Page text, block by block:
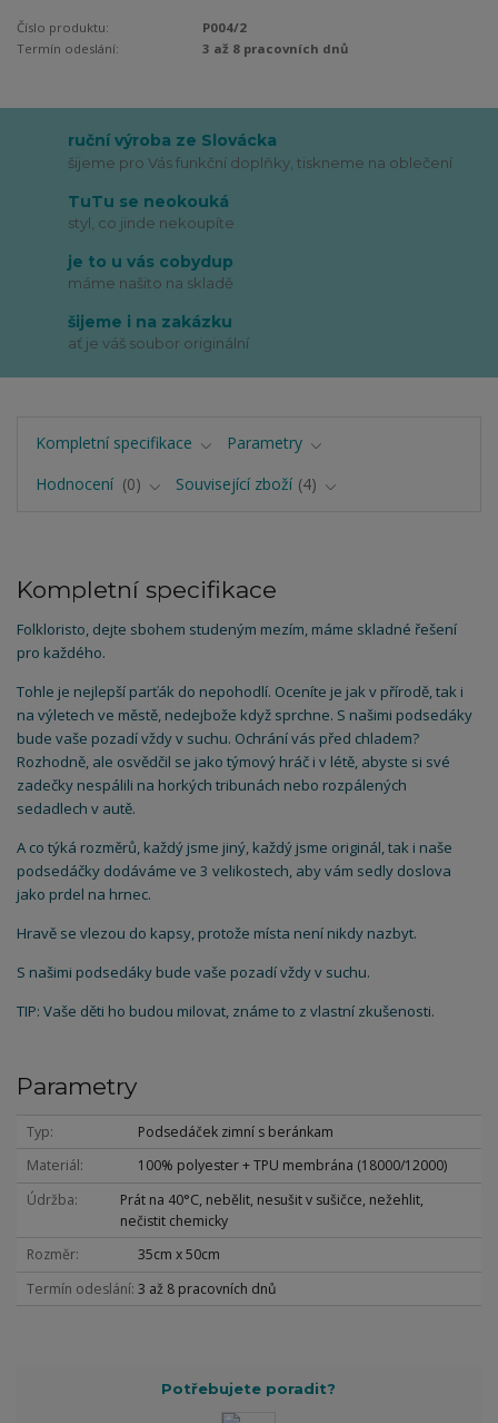
Číslo produktu:
P004/2
Termín odeslání:
3 až 8 pracovních dnů
ruční výroba ze Slovácka
šijeme pro Vás funkční doplňky, tiskneme na oblečení
TuTu se neokouká
styl, co jinde nekoupíte
je to u vás cobydup
máme našito na skladě
šijeme i na zakázku
ať je váš soubor originální
Kompletní specifikace
Parametry
Hodnocení
0 Související zboží 4
Kompletní specifikace
Folkloristo, dejte sbohem studeným mezím, máme skladné řešení
pro každého.
Tohle je nejlepší parťák do nepohodlí. Oceníte je jak v přírodě, tak i
na výletech ve městě, nedejbože když sprchne. S našimi podsedáky
bude vaše pozadí vždy v suchu. Ochrání vás před chladem?
Rozhodně, ale osvědčil se jako týmový hráč i v létě, abyste si své
zadečky nespálili na horkých tribunách nebo rozpálených
sedadlech v autě.
A co týká rozměrů, každý jsme jiný, každý jsme originál, tak i naše
podsedáčky dodáváme ve 3 velikostech, aby vám sedly doslova
jako prdel na hrnec.
Hravě se vlezou do kapsy, protože místa není nikdy nazbyt.
S našimi podsedáky bude vaše pozadí vždy v suchu.
TIP: Vaše děti ho budou milovat, známe to z vlastní zkušenosti.
Parametry
Typ
Podsedáček zimní s beránkam
Materiál
100% polyester + TPU membrána (18000/12000)
Údržba
Prát na 40°C, nebělit, nesušit v sušičce, nežehlit,
nečistit chemicky
Rozměr
35cm x 50cm
Termín odeslání 3 až 8 pracovních dnů
Potřebujete poradit?